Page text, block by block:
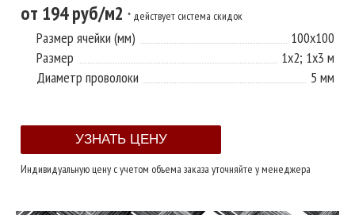
от 194 руб/м2 * действует система скидок
Размер ячейки (мм)
100х100
Размер
1х2; 1х3 м
Диаметр проволоки
5 мм
Индивидуальную цену с учетом объема заказа уточняйте у менеджера